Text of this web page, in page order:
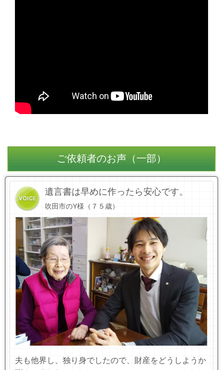
ご依頼者のお声（一部）
遺言書は早めに作ったら安心です。
吹田市のY様（７５歳）
夫も他界し、独り身でしたので、財産をどうしようか